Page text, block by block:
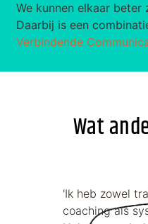
We kunnen elkaar beter
Daarbij is een
Verbindende
Wat
'Ik heb zowel
coaching als